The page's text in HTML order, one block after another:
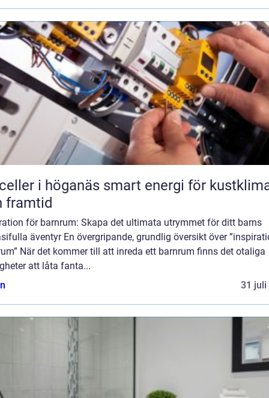
höganäs smart energi för kustklimat
framtid
för barnrum: Skapa det ultimata utrymmet för ditt barns
äventyr En övergripande, grundlig översikt över
När det kommer till att inreda ett barnrum finns det otaliga
att låta fanta...
31 juli